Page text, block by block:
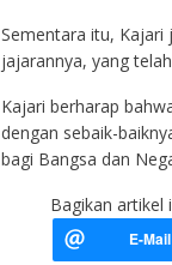
Sementara itu, Kajari
jajarannya, yang
Kajari berharap
dengan sebaik-
bagi Bangsa dan
Bagikan artikel